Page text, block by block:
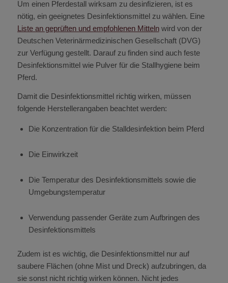
Um einen Pferdestall wirksam zu desinfizieren, ist es
nötig, ein geeignetes Desinfektionsmittel zu wählen. Eine
Liste an geprüften und empfohlenen Mittelnwird von der
Deutschen Veterinärmedizinischen Gesellschaft (DVG)
zur Verfügung gestellt. Darauf zu finden sind auch feste
Desinfektionsmittel wie Pulver für die Stallhygiene beim
Pferd.
Damit die Desinfektionsmittel richtig wirken, müssen
folgende Herstellerangaben beachtet werden:
Die Konzentration für die Stalldesinfektion beim Pferd
Die Einwirkzeit
Die Temperatur des Desinfektionsmittels sowie die
Umgebungstemperatur
Verwendung passender Geräte zum Aufbringen des
Desinfektionsmittels
Zudem ist es wichtig, die Desinfektionsmittel nur auf
saubere Flächen (ohne Mist und Dreck) aufzubringen, da
sie sonst nicht richtig wirken können. Nicht jedes